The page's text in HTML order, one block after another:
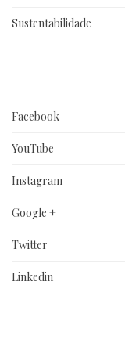
Sustentabilidade
Facebook
YouTube
Instagram
Google +
Twitter
Linkedin